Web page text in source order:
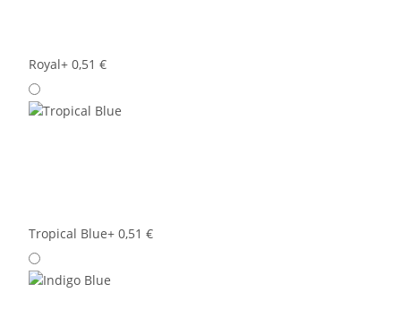
Royal+ 0,51 €
Tropical Blue+ 0,51 €